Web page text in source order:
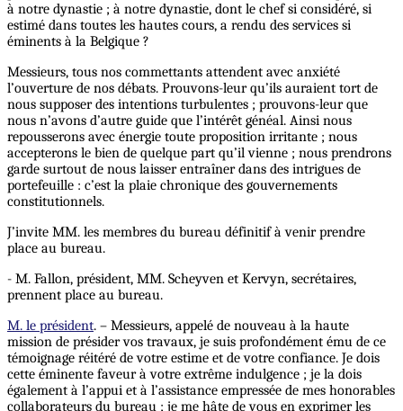
à notre dynastie ; à notre dynastie, dont le chef si considéré, si
estimé dans toutes les hautes cours, a rendu des services si
éminents à la Belgique ?
Messieurs, tous nos commettants attendent avec anxiété
l’ouverture de nos débats. Prouvons-leur qu’ils auraient tort de
nous supposer des intentions turbulentes ; prouvons-leur que
nous n’avons d’autre guide que l’intérêt généal. Ainsi nous
repousserons avec énergie toute proposition irritante ; nous
accepterons le bien de quelque part qu’il vienne ; nous prendrons
garde surtout de nous laisser entraîner dans des intrigues de
portefeuille : c’est la plaie chronique des gouvernements
constitutionnels.
J’invite MM. les membres du bureau définitif à venir prendre
place au bureau.
- M. Fallon, président, MM. Scheyven et Kervyn, secrétaires,
prennent place au bureau.
M. le président. – Messieurs, appelé de nouveau à la haute
mission de présider vos travaux, je suis profondément ému de ce
témoignage réitéré de votre estime et de votre confiance. Je dois
cette éminente faveur à votre extrême indulgence ; je la dois
également à l’appui et à l’assistance empressée de mes honorables
collaborateurs du bureau ; je me hâte de vous en exprimer les